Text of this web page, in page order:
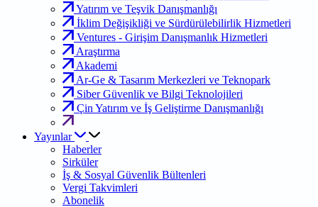
Yatırım ve Teşvik Danışmanlığı
İklim Değişikliği ve Sürdürülebilirlik Hizmetleri
Ventures - Girişim Danışmanlık Hizmetleri
Araştırma
Akademi
Ar-Ge & Tasarım Merkezleri ve Teknopark
Siber Güvenlik ve Bilgi Teknolojileri
Çin Yatırım ve İş Geliştirme Danışmanlığı
Yayınlar
Haberler
Sirküler
İş & Sosyal Güvenlik Bültenleri
Vergi Takvimleri
Abonelik